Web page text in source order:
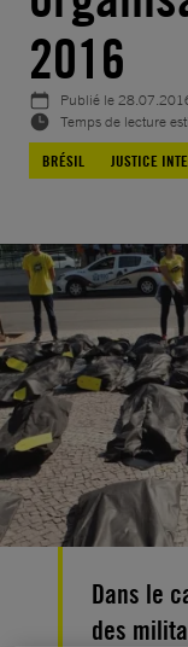
2016
Publié le
Temps de lecture
BRÉSIL
JUSTICE
Dans le
des